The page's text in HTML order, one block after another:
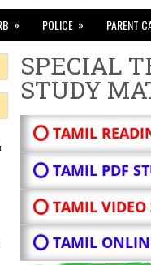
» POLICE » PARENT
SPECIAL
STUDY
⭕ TAMIL
⭕ TAMIL PDF
⭕ TAMIL VIDEO
⭕ TAMIL